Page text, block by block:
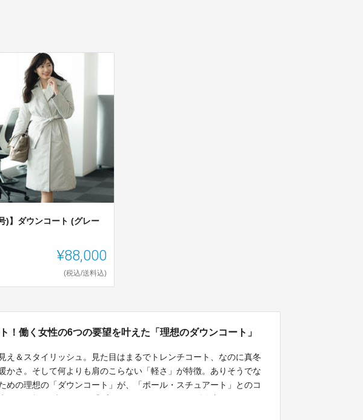
)】ダウンコート (グレー
¥88,000
(税込/送料込)
！働く女性の6つの要望を叶えた「理想のダウンコート」
え＆スタイリッシュ。見た目はまるでトレンチコート、なのに真冬
かさ。そして何よりも肩のこらない「軽さ」が特徴。ありそうでな
めの理想の「ダウンコート」が、「ポール・スチュアート」とのコ